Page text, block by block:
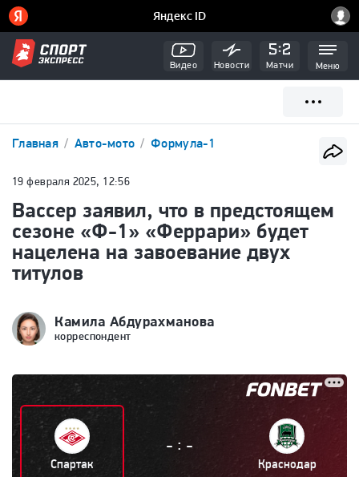
Видео Новости Матчи Меню
Главная Авто-мото Формула-1
19 февраля 2025, 12:56
Вассер заявил, что в предстоящем
сезоне «Ф-1» «Феррари» будет
нацелена на завоевание двух
титулов
Камила Абдурахманова
корреспондент
Спартак
- : -
Краснодар